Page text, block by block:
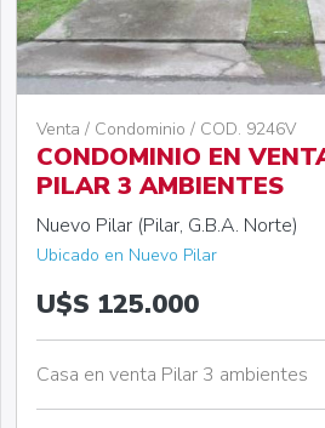
Venta / Condominio / COD. 9246V
CONDOMINIO EN
PILAR 3 AMBIENTES
Nuevo Pilar (Pilar, G.B.A. Norte)
Ubicado en Nuevo Pilar
U$S 125.000
Casa en venta Pilar 3 ambientes